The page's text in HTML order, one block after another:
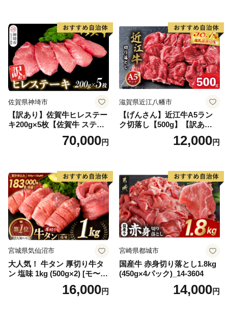
気】(H083106)
佐賀県神埼市
【訳あり】佐賀牛ヒレステー
キ200g×5枚【佐賀牛 ステー
キ ブランド肉 ヒレ肉 フィレ
肉 ジューシー ヘルシー】(H0
70,000円
滋賀県近江八幡市
【げんさん】近江牛A5ラン
ク切落し【500g】【訳あり】
12,000円
宮城県気仙沼市
大人気！ 牛タン 厚切り牛タ
ン 塩味 1kg (500g×2) [モ〜ラ
ンド 宮城県 気仙沼市 205646
60] 肉 牛肉 精肉 牛たん 牛タ
16,000円
宮崎県都城市
国産牛 赤身切り落とし1.8kg
(450g×4パック)_14-3604
14,000円